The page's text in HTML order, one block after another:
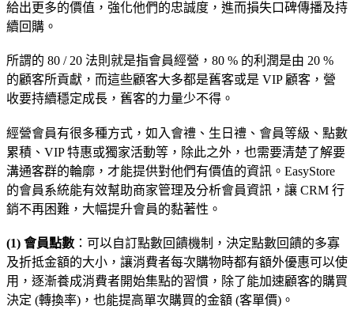
給出更多的價值，強化他們的忠誠度，進而損失口碑傳播及持
續回購。
所謂的 80 / 20 法則就是指會員經營，80 % 的利潤是由 20 %
的顧客所貢獻，而這些顧客大多都是舊客或是 VIP 顧客，營
收要持續穩定成長，舊客的力量少不得。
經營會員有很多種方式，如入會禮、生日禮、會員等級、點數
累積、VIP 特惠或獨家活動等，除此之外，也需要清楚了解要
溝通客群的輪廓，才能提供對他們有價值的資訊。EasyStore
的會員系統能有效幫助商家管理及分析會員資訊，讓 CRM 行
銷不再困難，大幅提升會員的黏著性。
(1) 會員點數 ：可以自訂點數回饋機制，決定點數回饋的多寡
及折抵金額的大小，讓消費者每次購物時都有額外優惠可以使
用，逐漸養成消費者開始集點的習慣，除了能加速顧客的購買
決定 (轉換率)，也能提高單次購買的金額 (客單價)。